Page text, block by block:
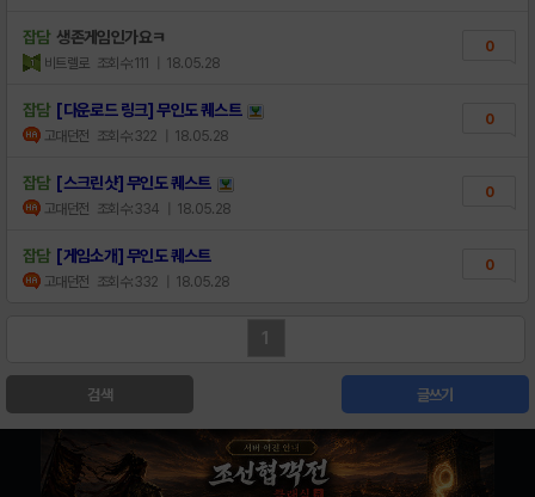
잡담 생존게임인가요ㅋ
비트렐로 조회수:111 | 18.05.28
0
잡담 [다운로드 링크] 무인도 퀘스트
고대던전 조회수:322 | 18.05.28
0
잡담 [스크린샷] 무인도 퀘스트
고대던전 조회수:334 | 18.05.28
0
잡담 [게임소개] 무인도 퀘스트
고대던전 조회수:332 | 18.05.28
0
1
검색 글쓰기